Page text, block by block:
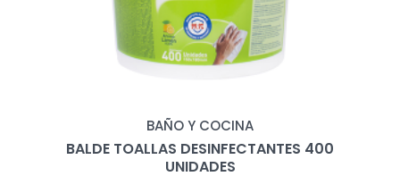
BAÑO Y COCINA
BALDE TOALLAS DESINFECTANTES 400
UNIDADES